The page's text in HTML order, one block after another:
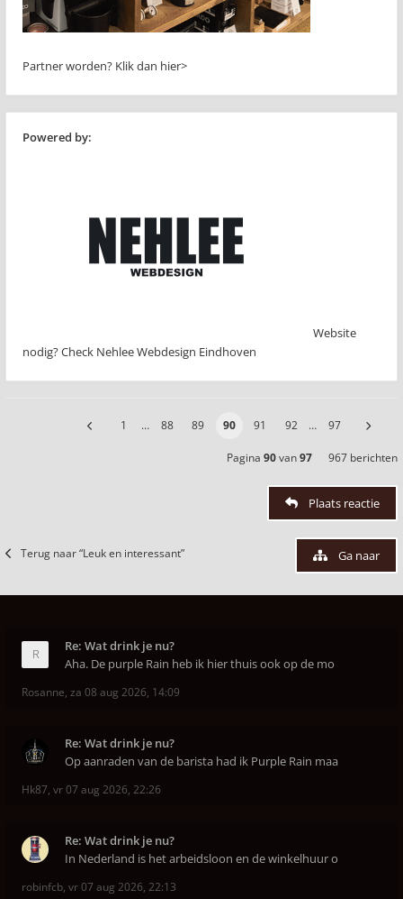
Partner worden? Klik dan hier>
Powered by:
Website
nodig? Check Nehlee Webdesign Eindhoven
1 … 88 89 90 91 92 … 97
Pagina 90van97 967 berichten
Plaats reactie
Terug naar “Leuk en interessant” Ga naar
Re: Wat drink je nu?
Aha. De purple Rain heb ik hier thuis ook op de mo
Rosanne, za 08 aug 2026, 14:09
Re: Wat drink je nu?
Op aanraden van de barista had ik Purple Rain maa
Hk87, vr 07 aug 2026, 22:26
Re: Wat drink je nu?
In Nederland is het arbeidsloon en de winkelhuur o
robinfcb, vr 07 aug 2026, 22:13